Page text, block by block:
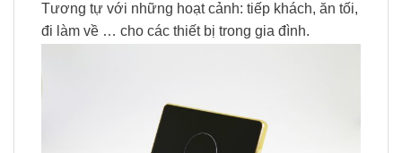
Tương tự với những hoạt cảnh: tiếp khách, ăn tối,
đi làm về … cho các thiết bị trong gia đình.